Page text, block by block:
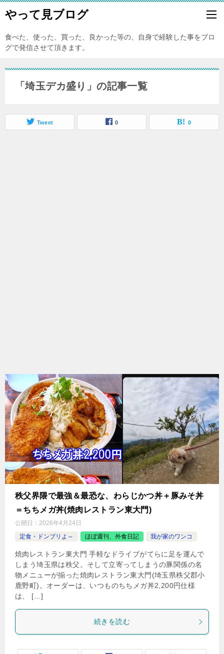
やって見ブログ
食べた、使った、買った、良かった等の、自身で経験した事をブロ
グで発信させて頂きます。
「埼玉デカ盛り」の記事一覧
Tweet 0 0
秩父界隈で最強＆最恐な、わらじかつ丼＋豚みそ丼
＝ちちメガ丼(焼肉レストラン東大門)
公開日： 2026年4月24日
定食・ドンブリよ～
ほぼ週刊、外食日記 我が家のワンコ
焼肉レストラン東大門 手軽なドライブがてらに足を運んで
しまう埼玉県は秩父。そして立寄ってしまうの豚関係の名
物メニューが揃った焼肉レストラン東大門(埼玉県秩父郡小
鹿野町)。オーダーは、いつものちちメガ丼2,200円仕様
は、 […]
続きを読む